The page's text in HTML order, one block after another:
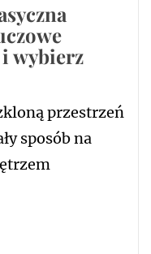
wybierz
przestrzeń
sposób na